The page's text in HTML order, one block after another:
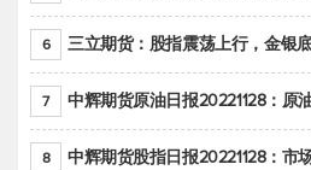
6 三立期货：股指震荡上行，金银底部明
7 中辉期货原油日报20221128：原油价格持续
8 中辉期货股指日报20221128：市